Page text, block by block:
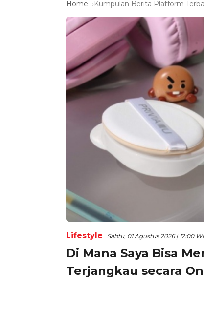
Home Kumpulan Berita Platform
Lifestyle Sabtu, 01 Agustus 2026 | 12:00
Di Mana Saya Bisa
Terjangkau secara